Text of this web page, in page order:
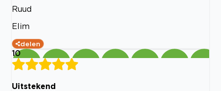
Ruud
Elim
delen
10
Uitstekend